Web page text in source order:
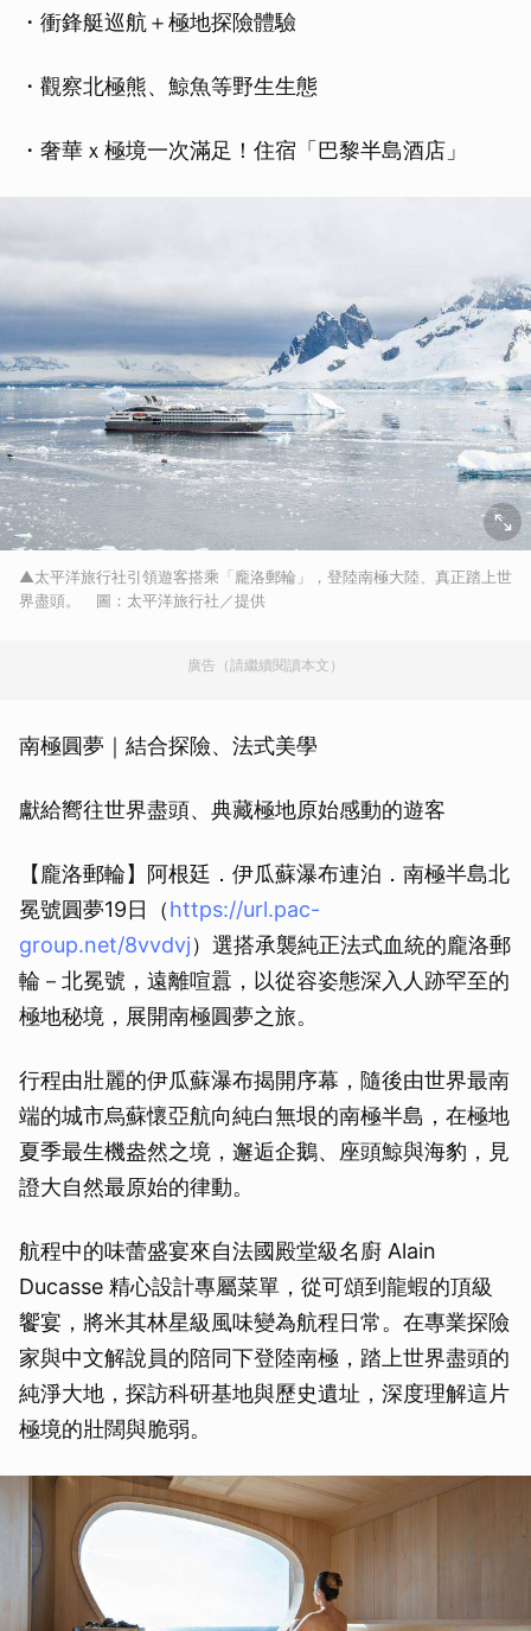
・衝鋒艇巡航＋極地探險體驗
・觀察北極熊、鯨魚等野生生態
・奢華ｘ極境一次滿足！住宿「巴黎半島酒店」
▲太平洋旅行社引領遊客搭乘「龐洛郵輪」，登陸南極大陸、真正踏上世
界盡頭。 圖：太平洋旅行社／提供
廣告（請繼續閱讀本文）
南極圓夢｜結合探險、法式美學
獻給嚮往世界盡頭、典藏極地原始感動的遊客
【龐洛郵輪】阿根廷．伊瓜蘇瀑布連泊．南極半島北
冕號圓夢19日（https://url.pac-
group.net/8vvdvj）選搭承襲純正法式血統的龐洛郵
輪－北冕號，遠離喧囂，以從容姿態深入人跡罕至的
極地秘境，展開南極圓夢之旅。
行程由壯麗的伊瓜蘇瀑布揭開序幕，隨後由世界最南
端的城市烏蘇懷亞航向純白無垠的南極半島，在極地
夏季最生機盎然之境，邂逅企鵝、座頭鯨與海豹，見
證大自然最原始的律動。
航程中的味蕾盛宴來自法國殿堂級名廚 Alain
Ducasse 精心設計專屬菜單，從可頌到龍蝦的頂級
饗宴，將米其林星級風味變為航程日常。在專業探險
家與中文解說員的陪同下登陸南極，踏上世界盡頭的
純淨大地，探訪科研基地與歷史遺址，深度理解這片
極境的壯闊與脆弱。